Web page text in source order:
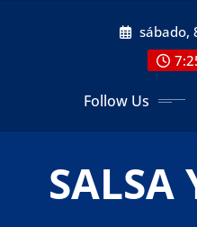
sábado,
Follow Us
SALSA